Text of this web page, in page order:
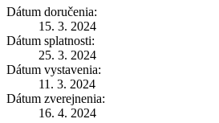
Dátum doručenia:
15. 3. 2024
Dátum splatnosti:
25. 3. 2024
Dátum vystavenia:
11. 3. 2024
Dátum zverejnenia:
16. 4. 2024